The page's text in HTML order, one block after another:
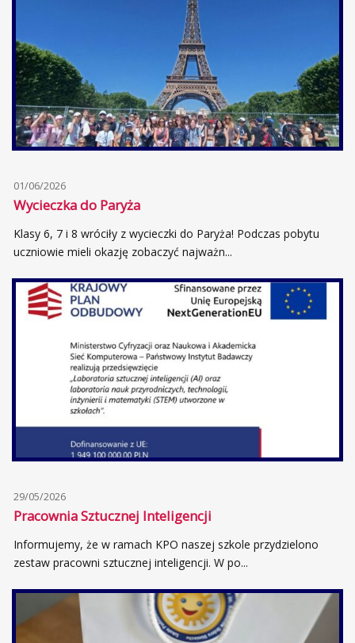
01/06/2026
Wycieczka do Paryża
Klasy 6, 7 i 8 wróciły z wycieczki do Paryża! Podczas pobytu
uczniowie mieli okazję zobaczyć najważn...
29/05/2026
Pracownia Sztucznej Inteligencji
Informujemy, że w ramach KPO naszej szkole przydzielono
zestaw pracowni sztucznej inteligencji. W po...